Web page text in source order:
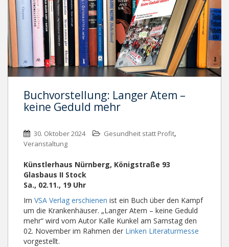
Buchvorstellung: Langer Atem –
keine Geduld mehr
30. Oktober 2024 Gesundheit statt Profit,
Veranstaltung
Künstlerhaus Nürnberg, Königstraße 93
Glasbaus II Stock
Sa., 02.11., 19 Uhr
Im VSA Verlag erschienen ist ein Buch über den Kampf
um die Krankenhäuser. „Langer Atem – keine Geduld
mehr“ wird vom Autor Kalle Kunkel am Samstag den
02. November im Rahmen der Linken Literaturmesse
vorgestellt.